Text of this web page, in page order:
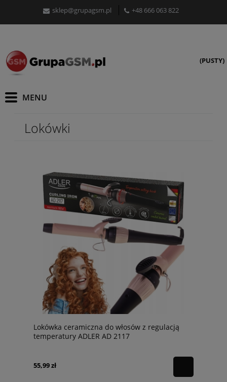
sklep@grupagsm.pl +48 666 063 822
(PUSTY)
Lokówki
Lokówka ceramiczna do włosów z regulacją
temperatury ADLER AD 2117
55,99 zł